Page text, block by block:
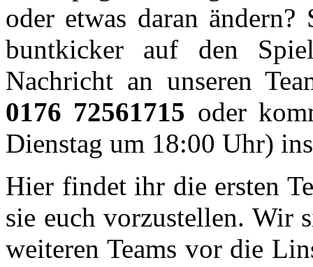
Hier findet ihr die ersten
sie euch vorzustellen. Wir
weiteren Teams vor die
zu erstellen.
Joga Bonito
Seit wann gibt